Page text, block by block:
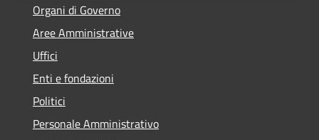
Organi di Governo
Aree Amministrative
Uffici
Enti e fondazioni
Politici
Personale Amministrativo